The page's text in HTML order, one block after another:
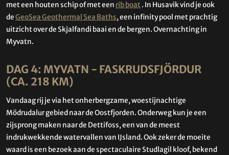
met een houten schip of met een rib boat. In Husavik vind je ook
deGeoSea Geothermal Sea Baths, een infinity pool met prachtig
uitzicht over de Skjalfandi baai en de bergen. Overnachting in
Myvatn.
DAG 4: MYVATN - FASKRUDSFJÖRDUR
(CA. 218 KM)
Vandaag rij je via het onherbergzame, woestijnachtige
Mödrudalur gebied naar de Oostfjorden. Onderweg kun je een
zijsprong maken naar de Dettifoss, een van de meest
indrukwekkende watervallen van IJsland. Ook zeker de moeite
waard is een bezoek aan de spectaculaire Studlagil kloof, bekend